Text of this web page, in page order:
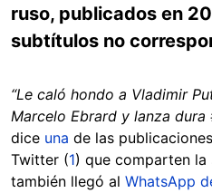
ruso, publicados en
subtítulos no
“Le caló hondo a Vladimir
Marcelo Ebrard y lanza
dice una de las
Twitter (1) que comparten la
también llegó al WhatsApp